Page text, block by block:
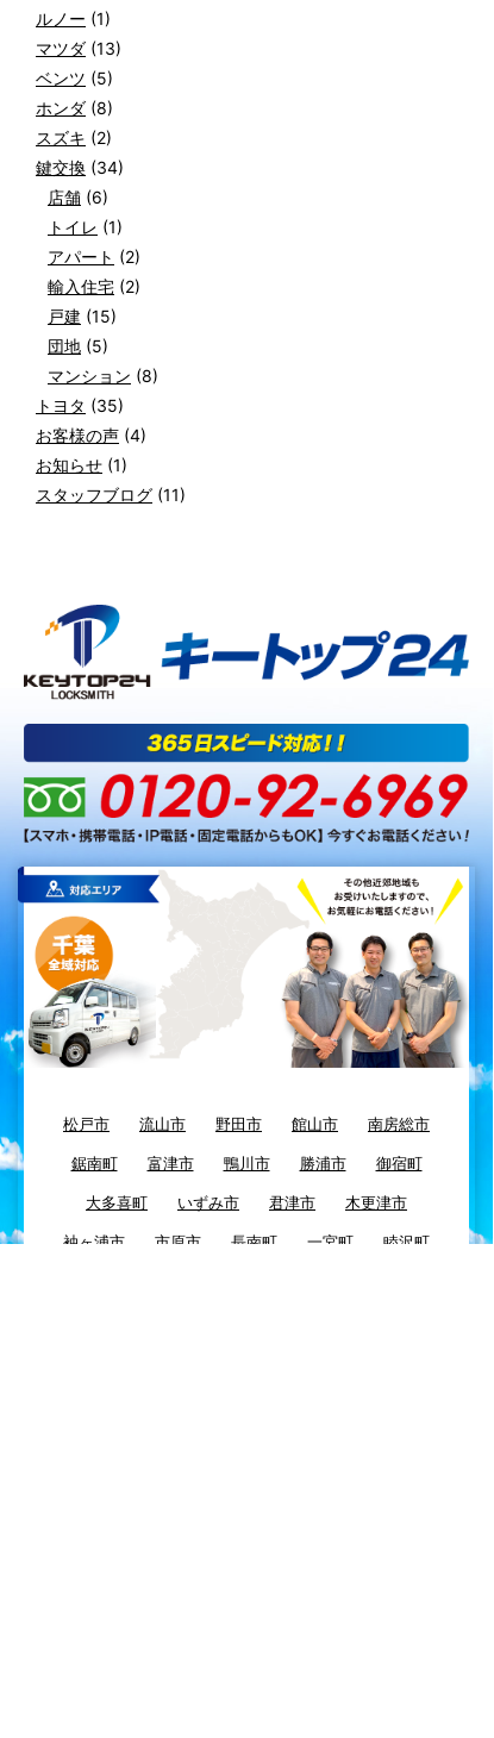
ルノー (1)
マツダ (13)
ベンツ (5)
ホンダ (8)
スズキ (2)
鍵交換 (34)
店舗 (6)
トイレ (1)
アパート (2)
輸入住宅 (2)
戸建 (15)
団地 (5)
マンション (8)
トヨタ (35)
お客様の声 (4)
お知らせ (1)
スタッフブログ (11)
松戸市 流山市 野田市 館山市 南房総市
鋸南町 富津市 鴨川市 勝浦市 御宿町
大多喜町 いずみ市 君津市 木更津市
袖ヶ浦市 市原市 長南町 一宮町 睦沢町